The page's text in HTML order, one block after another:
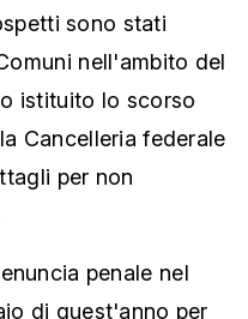
sono stati
nell'ambito del
istituito lo scorso
Cancelleria federale
per non
penale nel
di quest'anno per